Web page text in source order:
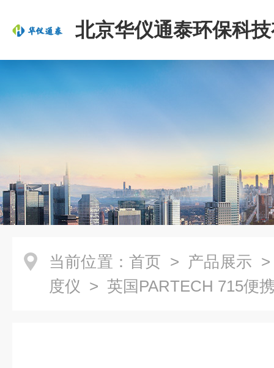
北京华仪通泰环保科
司
当前位置： 首页 > 产品展示
度仪 > 英国PARTECH 715便